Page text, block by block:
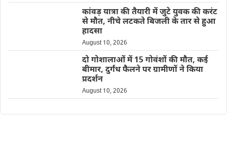
कांवड़ यात्रा की तैयारी में जुटे युवक की करंट
से मौत, नीचे लटकते बिजली के तार से हुआ
हादसा
August 10, 2026
दो गोशालाओं में 15 गोवंशों की मौत, कई
बीमार, दुर्गंध फैलने पर ग्रामीणों ने किया
प्रदर्शन
August 10, 2026